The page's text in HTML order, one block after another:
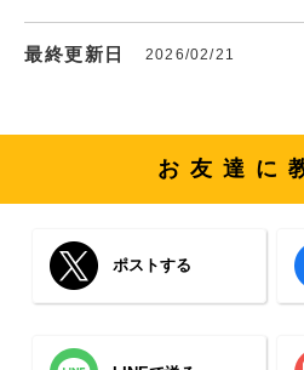
最終更新日 2026/02/21
お友達に
ポストする